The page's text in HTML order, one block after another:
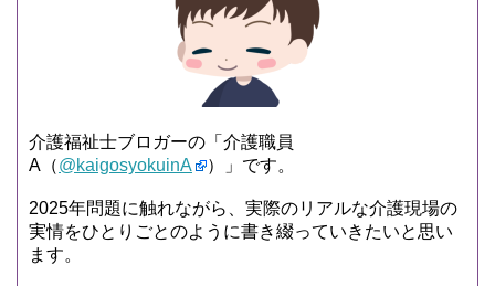
介護福祉士ブロガーの「介護職員
A（@kaigosyokuinA ）」です。
2025年問題に触れながら、実際のリアルな介護現場の
実情をひとりごとのように書き綴っていきたいと思い
ます。